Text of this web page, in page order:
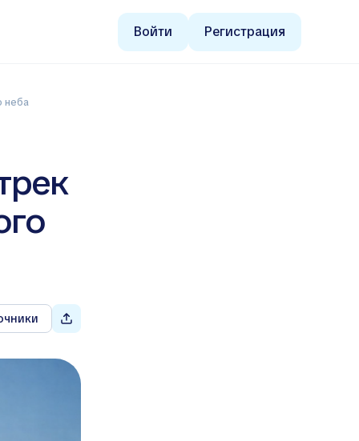
Войти Регистрация
неба